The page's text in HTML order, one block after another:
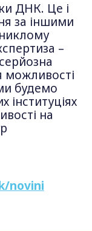
ДНК. Це і
за іншими
–
можливості
будемо
інституціях
на
novini